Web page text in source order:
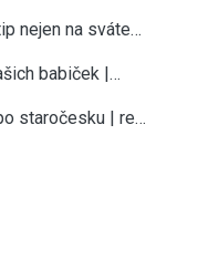
nejen na sváte…
babiček |…
staročesku | re…